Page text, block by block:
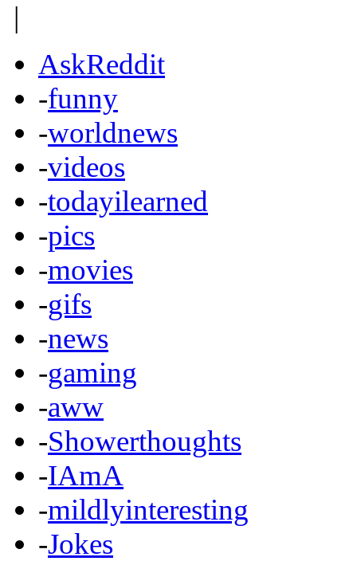
|
AskReddit
-funny
-worldnews
-videos
-todayilearned
-pics
-movies
-gifs
-news
-gaming
-aww
-Showerthoughts
-IAmA
-mildlyinteresting
-Jokes